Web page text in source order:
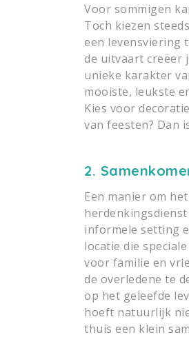
Voor sommigen
Toch kiezen
een levensviering
de uitvaart creëer
unieke karakter
mooiste, leukste
Kies voor
van feesten? Dan
2.
Een manier om
informele setting
locatie die
voor familie en
de overledene te
op het geleefde
hoeft natuurlijk
thuis een klein